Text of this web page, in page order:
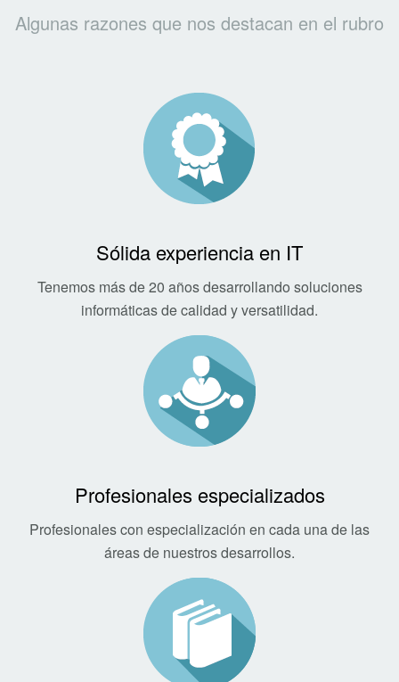
Algunas razones que nos destacan en el rubro
Sólida experiencia en IT
Tenemos más de 20 años desarrollando soluciones
informáticas de calidad y versatilidad.
Profesionales especializados
Profesionales con especialización en cada una de las
áreas de nuestros desarrollos.